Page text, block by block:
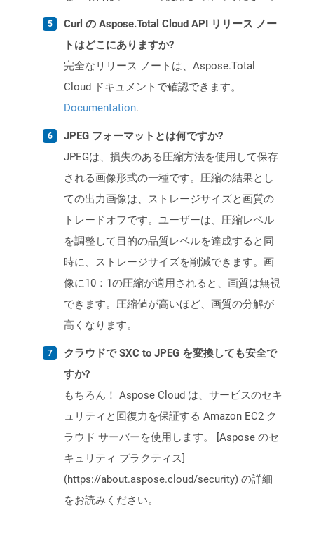
Curl の Aspose.Total Cloud API リリース ノー
トはどこにありますか?
完全なリリース ノートは、Aspose.Total
Cloud ドキュメントで確認できます。
Documentation.
JPEG フォーマットとは何ですか?
JPEGは、損失のある圧縮方法を使用して保存
される画像形式の一種です。圧縮の結果とし
ての出力画像は、ストレージサイズと画質の
トレードオフです。ユーザーは、圧縮レベル
を調整して目的の品質レベルを達成すると同
時に、ストレージサイズを削減できます。画
像に10：1の圧縮が適用されると、画質は無視
できます。圧縮値が高いほど、画質の分解が
高くなります。
クラウドで SXC to JPEG を変換しても安全で
すか?
もちろん！ Aspose Cloud は、サービスのセキ
ュリティと回復力を保証する Amazon EC2 ク
ラウド サーバーを使用します。 [Aspose のセ
キュリティ プラクティス]
(https://about.aspose.cloud/security) の詳細
をお読みください。